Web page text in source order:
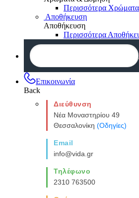
Περισσότερα
Αποθήκευση
Αποθήκευση
Περισσότερα
Επικοινωνία
Back
Διεύθυνση
Νέα Μοναστηρίου 49
Θεσσαλονίκη (Οδηγίες)
Email
info@vida.gr
Τηλέφωνο
2310 763500